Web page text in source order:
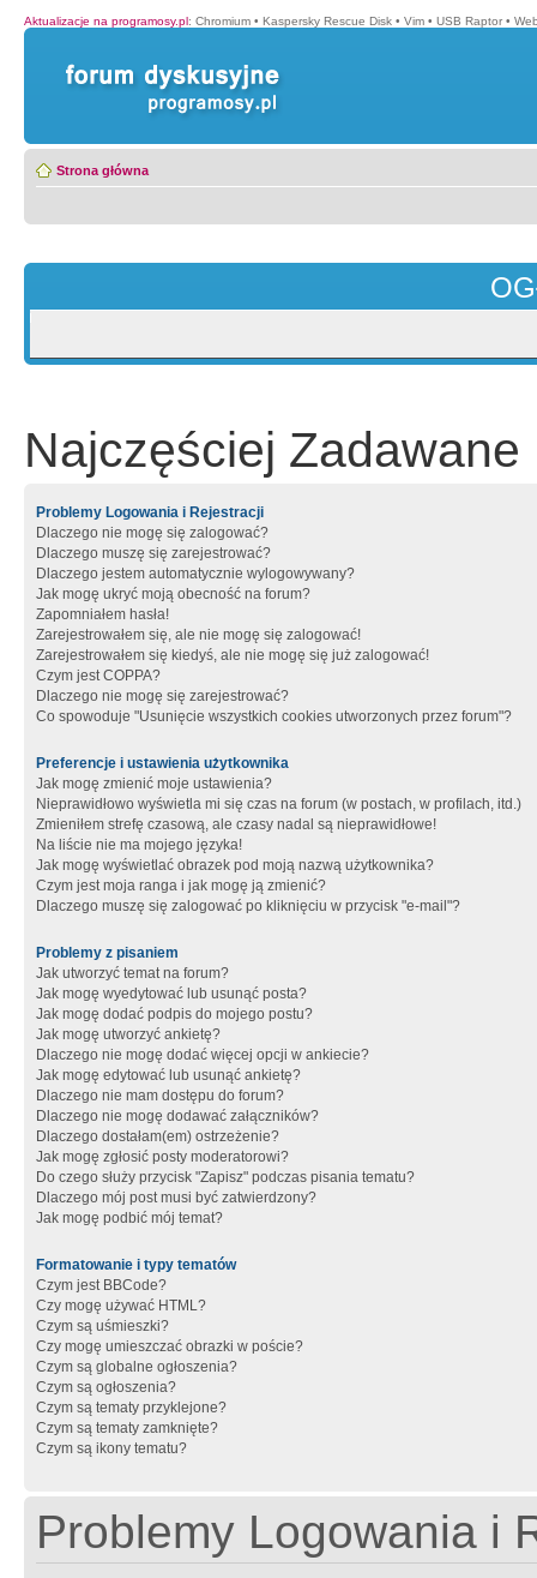
Aktualizacje na programosy.pl: Chromium • Kaspersky Rescue Disk • Vim • USB Raptor •
Strona główna
Najczęściej Zadawane
Problemy Logowania i Rejestracji
Dlaczego nie mogę się zalogować?
Dlaczego muszę się zarejestrować?
Dlaczego jestem automatycznie wylogowywany?
Jak mogę ukryć moją obecność na forum?
Zapomniałem hasła!
Zarejestrowałem się, ale nie mogę się zalogować!
Zarejestrowałem się kiedyś, ale nie mogę się już zalogować!
Czym jest COPPA?
Dlaczego nie mogę się zarejestrować?
Co spowoduje "Usunięcie wszystkich cookies utworzonych przez forum"?
Preferencje i ustawienia użytkownika
Jak mogę zmienić moje ustawienia?
Nieprawidłowo wyświetla mi się czas na forum (w postach, w profilach, itd.)
Zmieniłem strefę czasową, ale czasy nadal są nieprawidłowe!
Na liście nie ma mojego języka!
Jak mogę wyświetlać obrazek pod moją nazwą użytkownika?
Czym jest moja ranga i jak mogę ją zmienić?
Dlaczego muszę się zalogować po kliknięciu w przycisk "e-mail"?
Problemy z pisaniem
Jak utworzyć temat na forum?
Jak mogę wyedytować lub usunąć posta?
Jak mogę dodać podpis do mojego postu?
Jak mogę utworzyć ankietę?
Dlaczego nie mogę dodać więcej opcji w ankiecie?
Jak mogę edytować lub usunąć ankietę?
Dlaczego nie mam dostępu do forum?
Dlaczego nie mogę dodawać załączników?
Dlaczego dostałam(em) ostrzeżenie?
Jak mogę zgłosić posty moderatorowi?
Do czego służy przycisk "Zapisz" podczas pisania tematu?
Dlaczego mój post musi być zatwierdzony?
Jak mogę podbić mój temat?
Formatowanie i typy tematów
Czym jest BBCode?
Czy mogę używać HTML?
Czym są uśmieszki?
Czy mogę umieszczać obrazki w poście?
Czym są globalne ogłoszenia?
Czym są ogłoszenia?
Czym są tematy przyklejone?
Czym są tematy zamknięte?
Czym są ikony tematu?
Problemy Logowania i